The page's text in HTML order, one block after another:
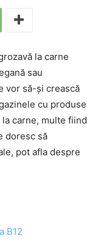
la carne
sau
vor să-și crească
cu produse
carne, multe fiind
doresc să
pot afla despre
B12